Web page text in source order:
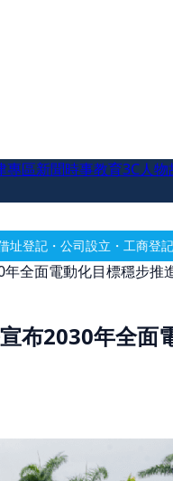
專區新聞時事教育3C人
商登記一次辦好記帳報稅・
全面電動化目標穩步推
布2030年全面